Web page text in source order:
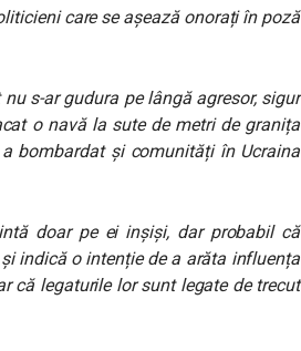
care se aşează onorați în poză
s-ar gudura pe lângă agresor, sigur
o navă la sute de metri de granița
bombardat şi comunități în Ucraina
doar pe ei inşişi, dar probabil că
indică o intenție de a arăta influența
că legaturile lor sunt legate de trecut